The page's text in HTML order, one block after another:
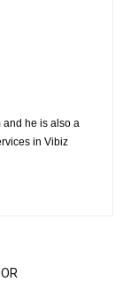
and he is also a
in Vibiz